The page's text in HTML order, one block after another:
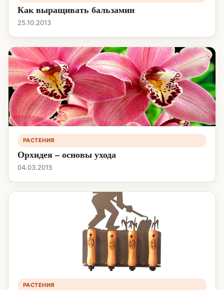
Как выращивать бальзамин
25.10.2013
РАСТЕНИЯ
Орхидея – основы ухода
04.03.2015
РАСТЕНИЯ